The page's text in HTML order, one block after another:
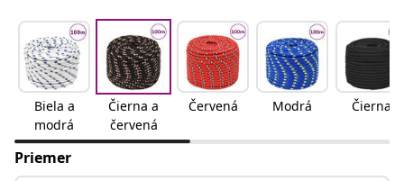
Biela a
modrá
Čierna a
červená
Červená Modrá Čierna
Priemer